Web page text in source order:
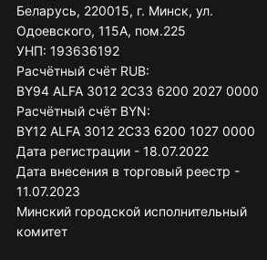
Беларусь, 220015, г. Минск, ул.
Одоевского, 115А, пом.225
УНП: 193636192
Расчётный счёт RUB:
BY94 ALFA 3012 2C33 6200 2027 0000
Расчётный счёт BYN:
BY12 ALFA 3012 2C33 6200 1027 0000
Дата регистрации - 18.07.2022
Дата внесения в торговый реестр -
11.07.2023
Минский городской исполнительный
комитет